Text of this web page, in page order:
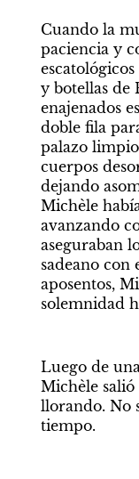
Cuando la
paciencia y
y botellas de
enajenados
doble fila
palazo
cuerpos
dejando
Michèle
avanzando
aseguraban
sadeano con
aposentos,
solemnidad
Luego de
Michèle
llorando. No
tiempo.